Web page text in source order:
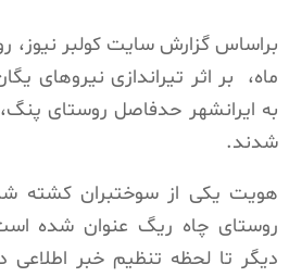
ماه، بر اثر تیراندازی نیروهای
به ایرانشهر حدفاصل روستای
شدند.
هویت یکی از سوختبران کشته
روستای چاه ریگ عنوان شده
دیگر تا لحظه تنظیم خبر